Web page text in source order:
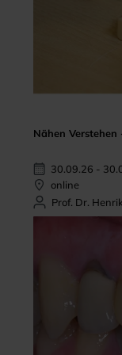
Nähen
30.09.26 -
online
Prof. Dr.